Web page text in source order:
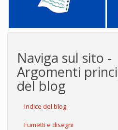
Naviga sul sito -
Argomenti
del blog
Indice del blog
Fumetti e disegni